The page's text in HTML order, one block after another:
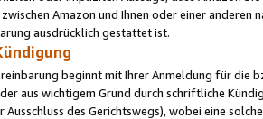
Amazon und Ihnen oder einer
ausdrücklich gestattet ist.
beginnt mit Ihrer Anmeldung für die
aus wichtigem Grund durch schriftliche
Ausschluss des Gerichtswegs), wobei eine